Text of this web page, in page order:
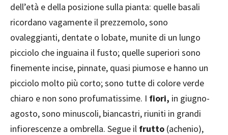
dell’età e della posizione sulla pianta: quelle basali
ricordano vagamente il prezzemolo, sono
ovaleggianti, dentate o lobate, munite di un lungo
picciolo che inguaina il fusto; quelle superiori sono
finemente incise, pinnate, quasi piumose e hanno un
picciolo molto più corto; sono tutte di colore verde
chiaro e non sono profumatissime. I fiori, in giugno-
agosto, sono minuscoli, biancastri, riuniti in grandi
infiorescenze a ombrella. Segue il frutto (achenio),